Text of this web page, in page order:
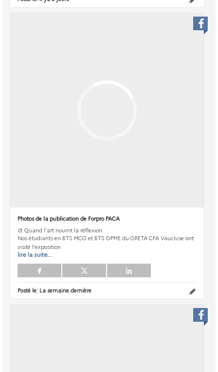
Photos de la publication de Forpro PACA
🎨 Quand l'art nourrit la réflexion.
Nos étudiants en BTS MCO et BTS GPME du GRETA CFA Vaucluse ont
visité l'exposition
lire la suite...
Posté le: La semaine dernière